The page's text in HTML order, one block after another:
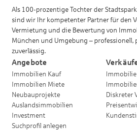
Als 100-prozentige Tochter der
sind wir Ihr kompetenter Partner für den
Vermietung und die Bewertung von
München und Umgebung – professionell,
zuverlässig.
Angebote
Immobilien Kauf
Immobilien Miete
Neubauprojekte
Auslandsimmobilien
Investment
Suchprofil anlegen
Immobilie
Diskreter